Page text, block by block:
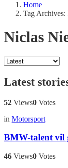
Home
Tag Archives:
Niclas
Latest
52 Views0 Votes
in Motorsport
BMW-talent vil
46 Views0 Votes